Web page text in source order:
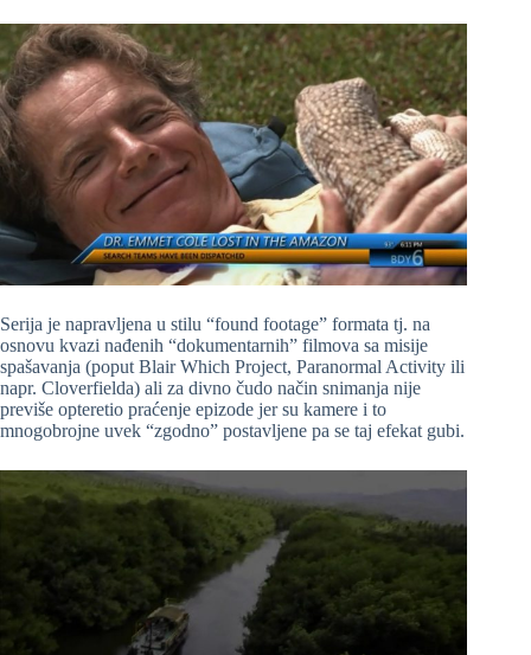
Serija je napravljena u stilu “found footage” formata tj. na
osnovu kvazi nađenih “dokumentarnih” filmova sa misije
spašavanja (poput Blair Which Project, Paranormal Activity ili
napr. Cloverfielda) ali za divno čudo način snimanja nije
previše opteretio praćenje epizode jer su kamere i to
mnogobrojne uvek “zgodno” postavljene pa se taj efekat gubi.